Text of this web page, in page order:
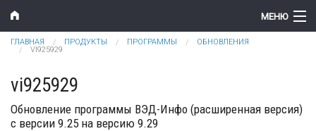
Перейти к основному содержанию
МЕНЮ
Компания
Новости
Продукты
Вы здесь
ГЛАВНАЯ ПРОДУКТЫ ПРОГРАММЫ
ОБНОВЛЕНИЯ
VI925929
vi925929
Обновление программы ВЭД-Инфо (расширенная версия)
с версии 9.25 на версию 9.29